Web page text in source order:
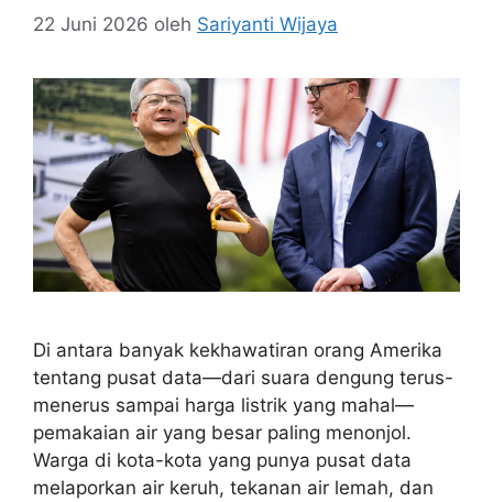
22 Juni 2026 oleh Sariyanti Wijaya
Di antara banyak kekhawatiran orang Amerika
tentang pusat data—dari suara dengung terus-
menerus sampai harga listrik yang mahal—
pemakaian air yang besar paling menonjol.
Warga di kota-kota yang punya pusat data
melaporkan air keruh, tekanan air lemah, dan